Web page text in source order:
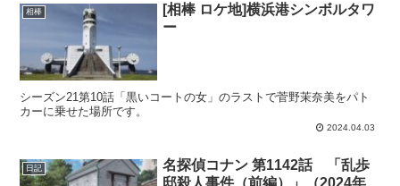
相棒
[相棒 ロケ地]横浜港シンボルタワ
ー
シーズン21第10話「黒いコートの女」のラストで菅野茉奈美をパト
カーに乗せた場所です。
2024.04.03
日記
名探偵コナン 第1142話 「乱歩